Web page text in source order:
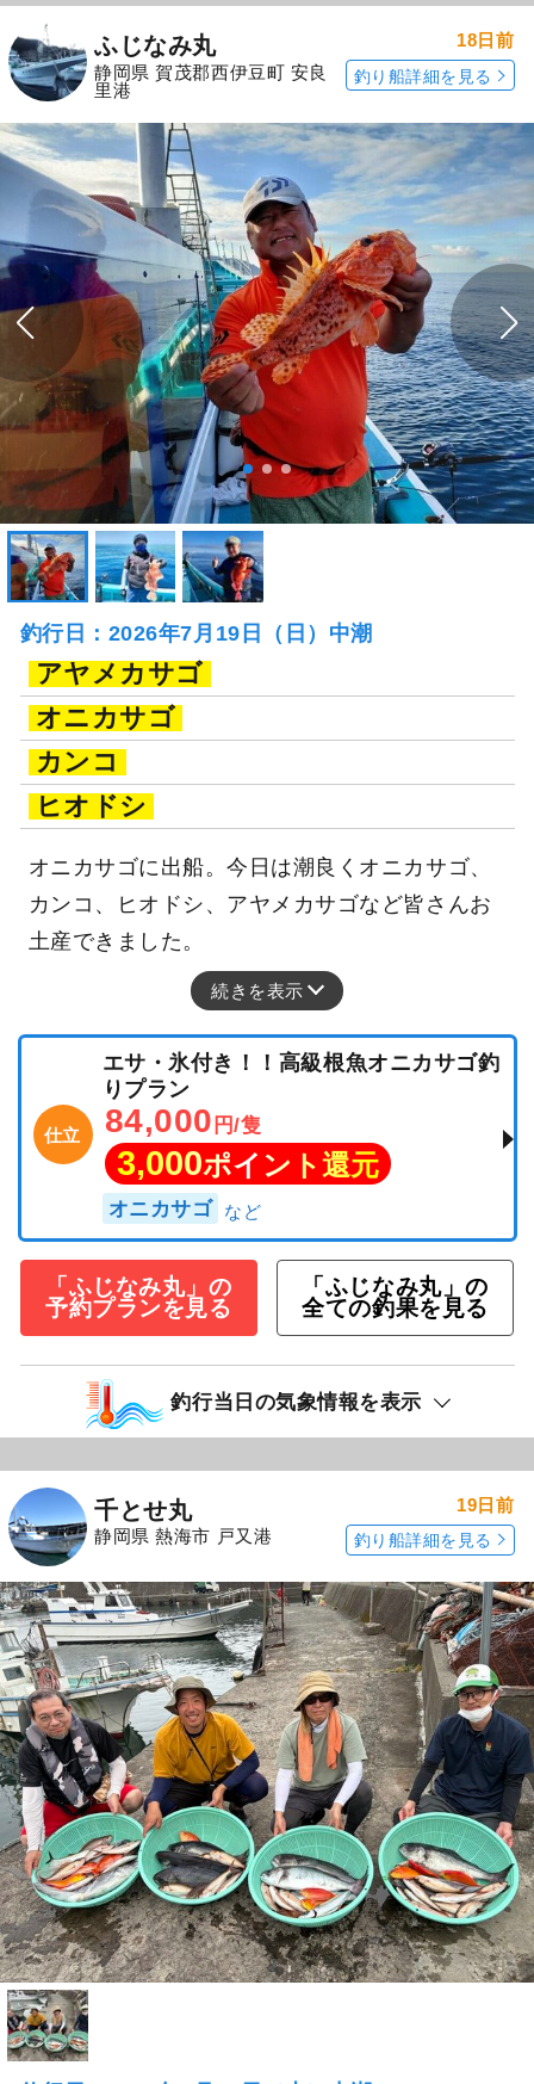
ふじなみ丸
静岡県 賀茂郡西伊豆町 安良
里港
18日前
釣り船詳細を見る
釣行日：2026年7月19日（日）中潮
アヤメカサゴ
オニカサゴ
カンコ
ヒオドシ
オニカサゴに出船。今日は潮良くオニカサゴ、
カンコ、ヒオドシ、アヤメカサゴなど皆さんお
土産できました。
続きを表示
仕立
エサ・氷付き！！高級根魚オニカサゴ釣
りプラン
84,000 円/隻
3,000ポイント還元
オニカサゴ
「ふじなみ丸」の
予約プランを見る
「ふじなみ丸」の
全ての釣果を見る
釣行当日の気象情報を表示
千とせ丸
静岡県 熱海市 戸又港
19日前
釣り船詳細を見る